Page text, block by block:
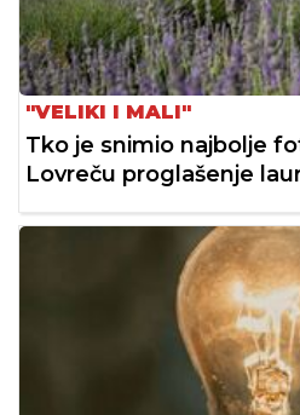
"VELIKI I MALI"
Tko je snimio najbolje
Lovreču proglašenje